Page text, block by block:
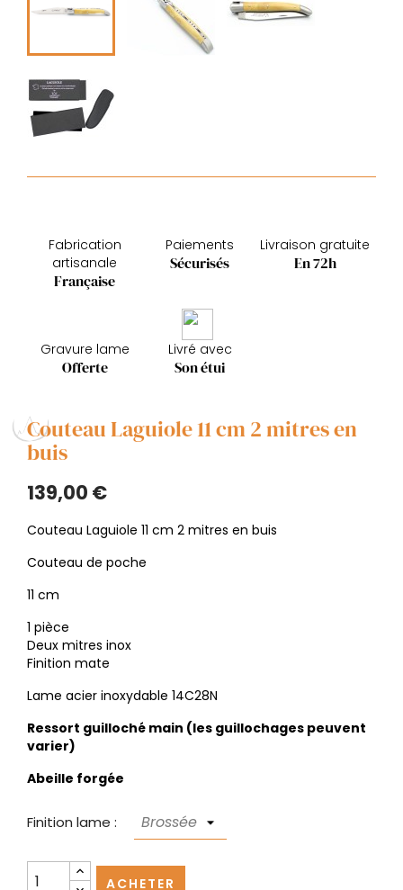
Fabrication
artisanale
Française
Paiements
Sécurisés
Livraison gratuite
En 72h
Gravure lame
Offerte
Livré avec
Son étui
Couteau Laguiole 11 cm 2 mitres en
buis
139,00 €
Couteau Laguiole 11 cm 2 mitres en buis
Couteau de poche
11 cm
1 pièce
Deux mitres inox
Finition mate
Lame acier inoxydable 14C28N
Ressort guilloché main (les guillochages peuvent
varier)
Abeille forgée
Finition lame :
ACHETER